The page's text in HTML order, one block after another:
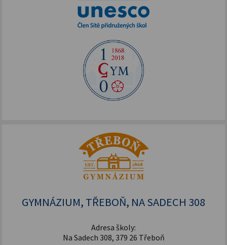
GYMNÁZIUM, TŘEBOŇ, NA SADECH 308
Adresa školy:
Na Sadech 308, 379 26 Třeboň